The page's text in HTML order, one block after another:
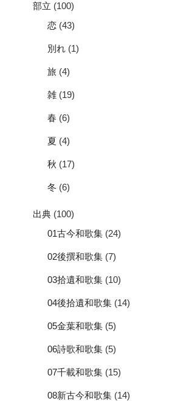
部立 (100)
恋 (43)
別れ (1)
旅 (4)
雑 (19)
春 (6)
夏 (4)
秋 (17)
冬 (6)
出典 (100)
01古今和歌集 (24)
02後撰和歌集 (7)
03拾遺和歌集 (10)
04後拾遺和歌集 (14)
05金葉和歌集 (5)
06詩歌和歌集 (5)
07千載和歌集 (15)
08新古今和歌集 (14)